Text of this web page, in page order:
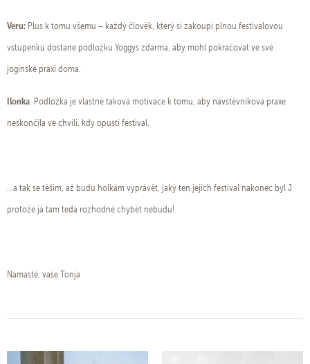
Veru: Plus k tomu všemu – každý člověk, který si zakoupí plnou festivalovou
vstupenku dostane podložku Yoggys zdarma, aby mohl pokračovat ve své
jogínské praxi doma.
Ilonka: Podložka je vlastně taková motivace k tomu, aby návštěvníkova praxe
neskončila ve chvíli, kdy opustí festival.
...a tak se těším, až budu holkám vyprávět, jaký ten jejich festival nakonec byl J
protože já tam teda rozhodně chybět nebudu!
Namasté, vaše Tonja